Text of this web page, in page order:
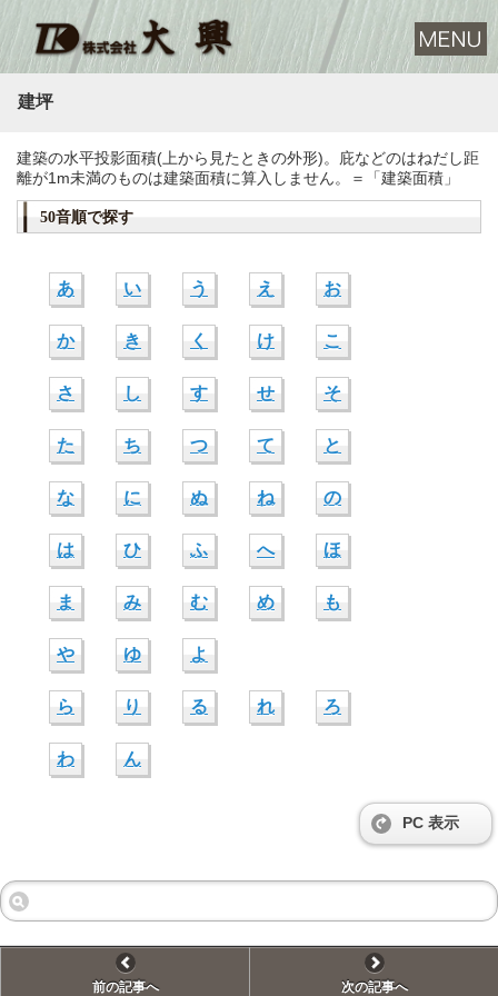
建坪
建築の水平投影面積(上から見たときの外形)。庇などのはねだし距
離が1m未満のものは建築面積に算入しません。＝「建築面積」
50音順で探す
あ い う え お
か き く け こ
さ し す せ そ
た ち つ て と
な に ぬ ね の
は ひ ふ へ ほ
ま み む め も
や ゆ よ
ら り る れ ろ
わ ん
PC 表示
前の記事へ 次の記事へ